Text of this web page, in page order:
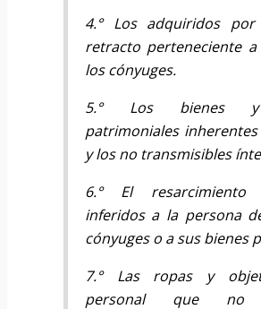
4.° Los adquiridos
retracto perteneciente
los cónyuges.
5.° Los bienes y
patrimoniales
y los no transmisibles
6.° El
inferidos a la persona
cónyuges o a sus bienes
7.° Las ropas y
personal que